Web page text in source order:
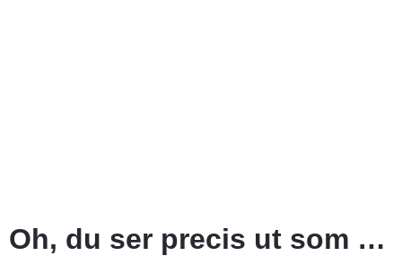
Oh, du ser precis ut som min blivande flickvän/ pojkvän!